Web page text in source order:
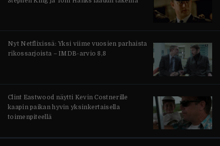
Nyt Netflixissä: Yksi viime vuosien parhaista
rikossarjoista – IMDB-arvio 8,8
Clint Eastwood näytti Kevin Costnerille
kaapin paikan hyvin yksinkertaisella
toimenpiteellä